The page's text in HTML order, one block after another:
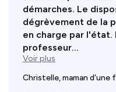
démarches. Le
dégrèvement de la
en charge par l'état.
professeur...
Voir plus
Christelle, maman d'une